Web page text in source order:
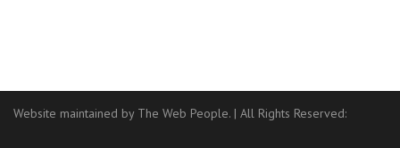
Website maintained by The Web People. | All Rights Reserved: